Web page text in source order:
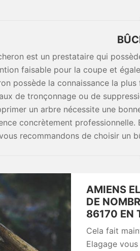
est un prestataire qui
faisable pour la coupe et
possède la connaissance la
de tronçonnage ou de
un arbre nécessite une
concrètement professionnelle.
recommandons de choisir un
AMIENS
DE
86170 EN
Cela fait
Elagage